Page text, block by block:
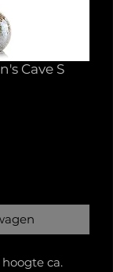
Cave S
ca.